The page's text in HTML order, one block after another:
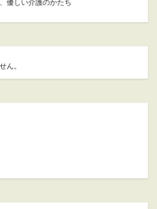
優しい介護のかたち
ん。